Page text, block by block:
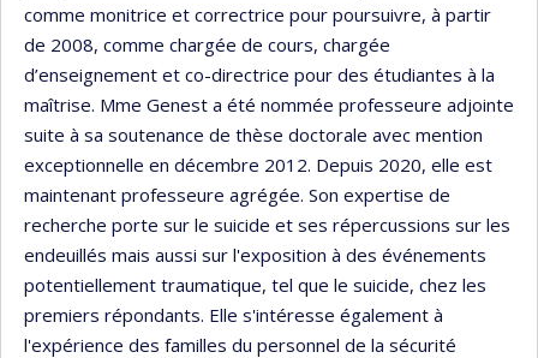
comme monitrice et correctrice pour poursuivre, à partir
de 2008, comme chargée de cours, chargée
d’enseignement et co-directrice pour des étudiantes à la
maîtrise. Mme Genest a été nommée professeure adjointe
suite à sa soutenance de thèse doctorale avec mention
exceptionnelle en décembre 2012. Depuis 2020, elle est
maintenant professeure agrégée. Son expertise de
recherche porte sur le suicide et ses répercussions sur les
endeuillés mais aussi sur l'exposition à des événements
potentiellement traumatique, tel que le suicide, chez les
premiers répondants. Elle s'intéresse également à
l'expérience des familles du personnel de la sécurité